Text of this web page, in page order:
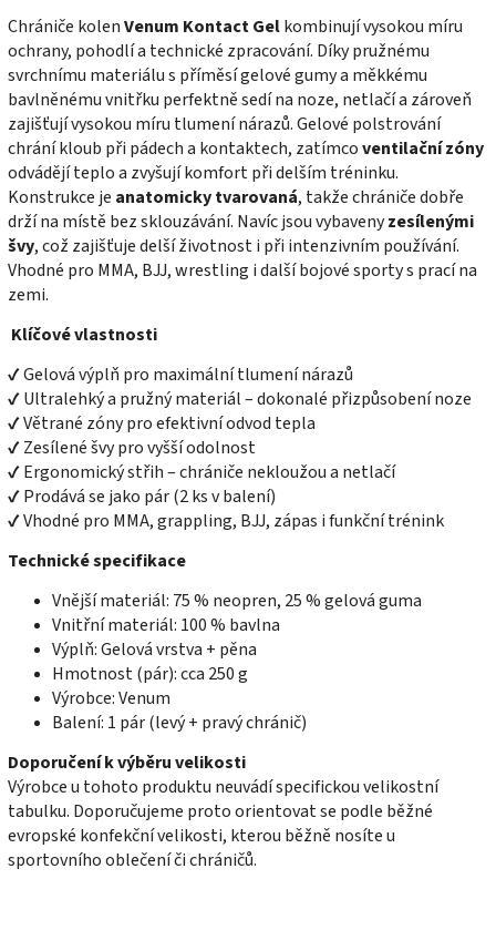
Chrániče kolenVenum Kontact Gelkombinují vysokou míru
ochrany, pohodlí a technické zpracování. Díky pružnému
svrchnímu materiálu s příměsí gelové gumy a měkkému
bavlněnému vnitřku perfektně sedí na noze, netlačí a zároveň
zajišťují vysokou míru tlumení nárazů. Gelové polstrování
chrání kloub při pádech a kontaktech, zatímcoventilační zóny
odvádějí teplo a zvyšují komfort při delším tréninku.
Konstrukce je anatomicky tvarovaná, takže chrániče dobře
drží na místě bez sklouzávání. Navíc jsou vybavenyzesílenými
švy, což zajišťuje delší životnost i při intenzivním používání.
Vhodné pro MMA, BJJ, wrestling i další bojové sporty s prací na
zemi.
Klíčové vlastnosti
✔ Gelová výplň pro maximální tlumení nárazů
✔ Ultralehký a pružný materiál – dokonalé přizpůsobení noze
✔ Větrané zóny pro efektivní odvod tepla
✔ Zesílené švy pro vyšší odolnost
✔ Ergonomický střih – chrániče nekloužou a netlačí
✔ Prodává se jako pár (2 ks v balení)
✔ Vhodné pro MMA, grappling, BJJ, zápas i funkční trénink
Technické specifikace
Vnější materiál: 75 % neopren, 25 % gelová guma
Vnitřní materiál: 100 % bavlna
Výplň: Gelová vrstva + pěna
Hmotnost (pár): cca 250 g
Výrobce: Venum
Balení: 1 pár (levý + pravý chránič)
Doporučení k výběru velikosti
Výrobce u tohoto produktu neuvádí specifickou velikostní
tabulku. Doporučujeme proto orientovat se podle běžné
evropské konfekční velikosti, kterou běžně nosíte u
sportovního oblečení či chráničů.